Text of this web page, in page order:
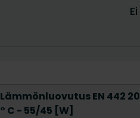
Lämmönluovutus EN 442 20
° C - 55/45 [W]